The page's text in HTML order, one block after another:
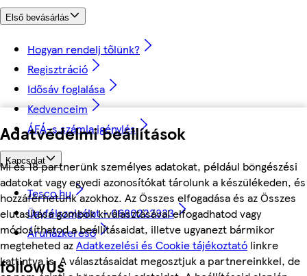
Adatvédelmi beállítások
Mi és 18 partnerünk személyes adatokat, például böngészési
adatokat vagy egyedi azonosítókat tárolunk a készülékeden, és
hozzáférhetünk azokhoz. Az Összes elfogadása és az Összes
elutasítása gombok kiválasztásával elfogadhatod vagy
módosíthatod a beállításaidat, illetve ugyanezt bármikor
megteheted azAdatkezelési és Cookie tájékoztató linkre
kattintva is. A választásaidat megosztjuk a partnereinkkel, de
Első bevásárlás
Hogyan rendelj tőlünk?
Regisztráció
Idősáv foglalása
Kedvenceim
ÁFÁ-s számla igénylés
Kapcsolat
Tesco.hu
Ügyfélszolgálat - 0680222333
Áruházkereső
followUs